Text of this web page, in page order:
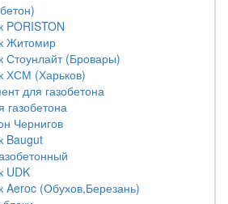
PORISTON
Житомир
Стоунлайт (Бровары)
ХСМ (Харьков)
для газобетона
газобетона
Чернигов
Baugut
UDK
Aeroc (Обухов,Березань)